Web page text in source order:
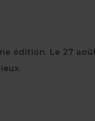
édition. Le 27